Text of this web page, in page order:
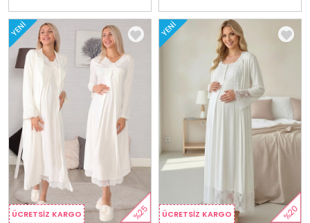
ÜCRETSIZ KARGO
YENI
%25 ÜCRETSIZ KARGO
YENI
%20